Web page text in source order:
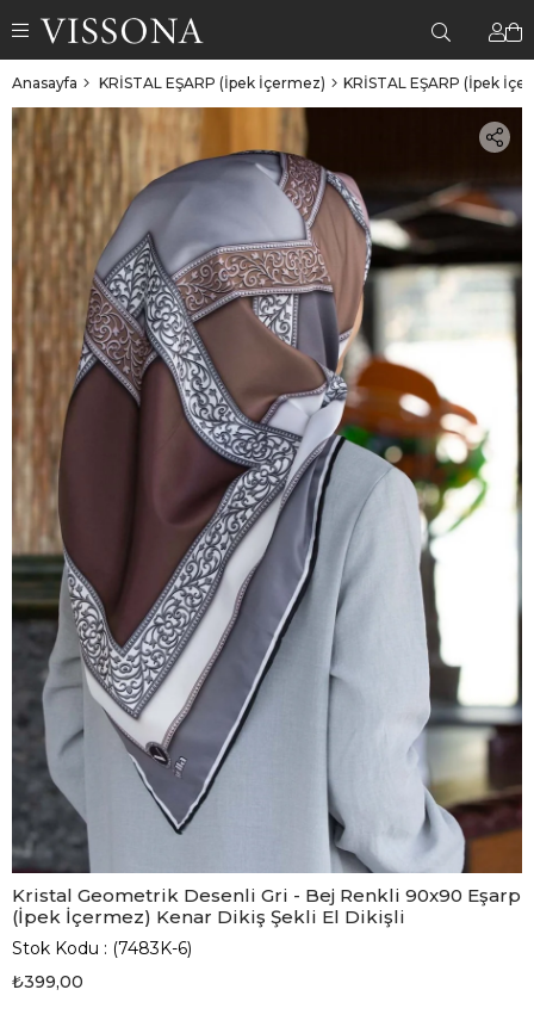
Anasayfa KRİSTAL EŞARP (İpek İçermez) KRİSTAL EŞARP (İpek
Kristal Geometrik Desenli Gri - Bej Renkli 90x90 Eşarp
(İpek İçermez) Kenar Dikiş Şekli El Dikişli
Stok Kodu
(7483K-6)
₺399,00